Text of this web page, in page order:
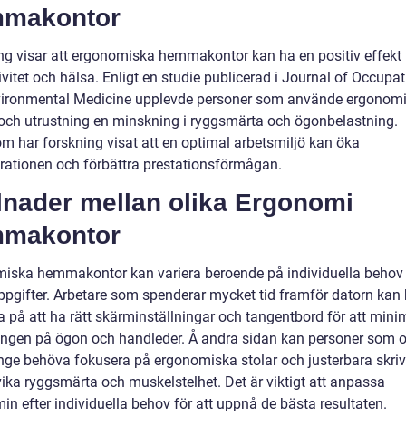
visar att ergonomiska hemmakontor kan ha en positiv effekt
och hälsa. Enligt en studie publicerad i Journal of
Medicine upplevde personer som använde
utrustning en minskning i ryggsmärta och ögonbelastning.
har forskning visat att en optimal arbetsmiljö kan öka
och förbättra prestationsförmågan.
mellan olika Ergonomi
hemmakontor kan variera beroende på individuella
Arbetare som spenderar mycket tid framför datorn kan
på att ha rätt skärminställningar och tangentbord för att
på ögon och handleder. Å andra sidan kan personer som
behöva fokusera på ergonomiska stolar och justerbara
ryggsmärta och muskelstelhet. Det är viktigt att anpassa
efter individuella behov för att uppnå de bästa resultaten.